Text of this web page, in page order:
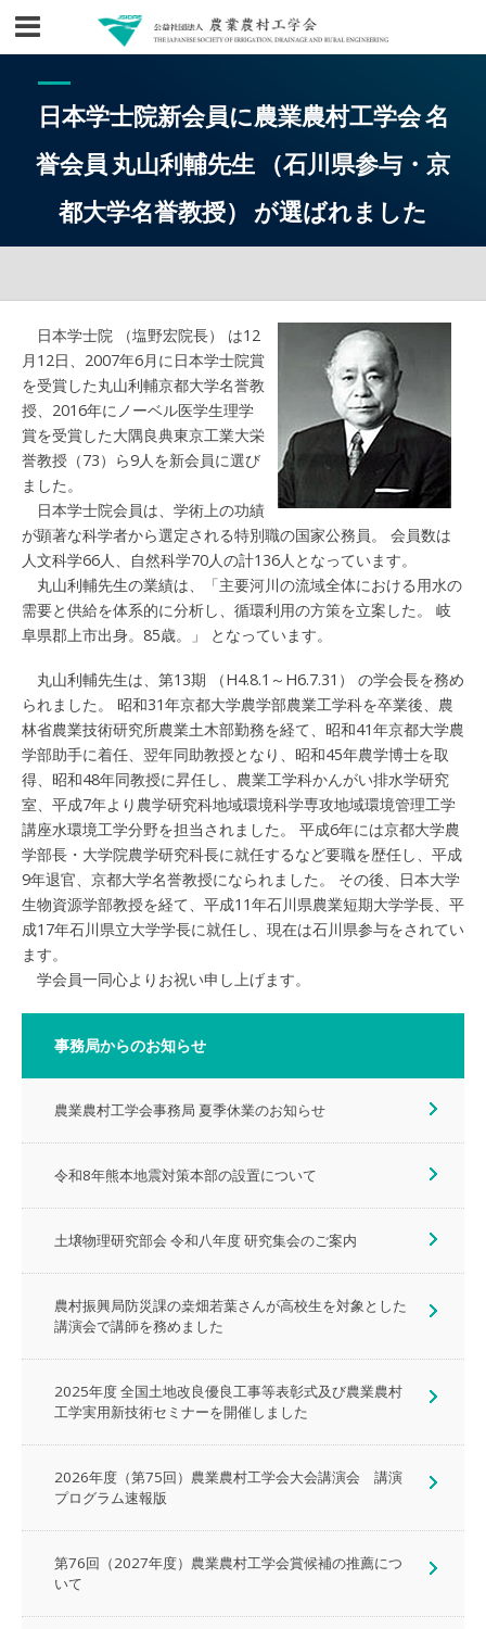
日本学士院新会員に農業農村工学会 名
誉会員 丸山利輔先生 （石川県参与・京
都大学名誉教授） が選ばれました
日本学士院 （塩野宏院長） は12
月12日、2007年6月に日本学士院賞
を受賞した丸山利輔京都大学名誉教
授、2016年にノーベル医学生理学
賞を受賞した大隅良典東京工業大栄
誉教授（73）ら9人を新会員に選び
ました。
日本学士院会員は、学術上の功績
が顕著な科学者から選定される特別職の国家公務員。 会員数は
人文科学66人、自然科学70人の計136人となっています。
丸山利輔先生の業績は、「主要河川の流域全体における用水の
需要と供給を体系的に分析し、循環利用の方策を立案した。 岐
阜県郡上市出身。85歳。」 となっています。
丸山利輔先生は、第13期 （H4.8.1～H6.7.31） の学会長を務め
られました。 昭和31年京都大学農学部農業工学科を卒業後、農
林省農業技術研究所農業土木部勤務を経て、昭和41年京都大学農
学部助手に着任、翌年同助教授となり、昭和45年農学博士を取
得、昭和48年同教授に昇任し、農業工学科かんがい排水学研究
室、平成7年より農学研究科地域環境科学専攻地域環境管理工学
講座水環境工学分野を担当されました。 平成6年には京都大学農
学部長・大学院農学研究科長に就任するなど要職を歴任し、平成
9年退官、京都大学名誉教授になられました。 その後、日本大学
生物資源学部教授を経て、平成11年石川県農業短期大学学長、平
成17年石川県立大学学長に就任し、現在は石川県参与をされてい
ます。
学会員一同心よりお祝い申し上げます。
事務局からのお知らせ
農業農村工学会事務局 夏季休業のお知らせ
令和8年熊本地震対策本部の設置について
土壌物理研究部会 令和八年度 研究集会のご案内
農村振興局防災課の桒畑若葉さんが高校生を対象とした
講演会で講師を務めました
2025年度 全国土地改良優良工事等表彰式及び農業農村
工学実用新技術セミナーを開催しました
2026年度（第75回）農業農村工学会大会講演会 講演
プログラム速報版
第76回（2027年度）農業農村工学会賞候補の推薦につ
いて